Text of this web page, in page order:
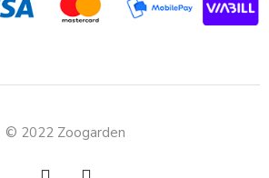
© 2022 Zoogarden